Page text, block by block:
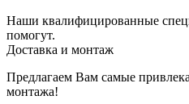
Наши квалифицированные
помогут.
Доставка и монтаж
Предлагаем Вам самые
монтажа!